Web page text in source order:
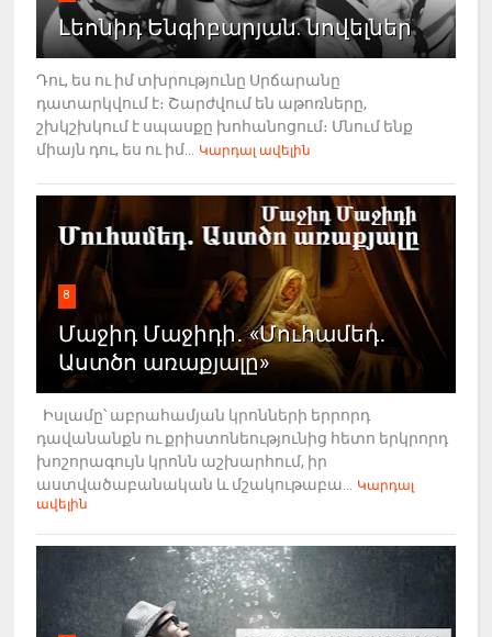
Լեոնիդ Ենգիբարյան. նովելներ
Դու, ես ու իմ տխրությունը Սրճարանը
դատարկվում է։ Շարժվում են աթոռները,
շխկշխկում է սպասքը խոհանոցում։ Մնում ենք
միայն դու, ես ու իմ...
Կարդալ ավելին
8
Մաջիդ Մաջիդի․ «Մուհամեդ․
Աստծո առաքյալը»
Իսլամը՝ աբրահամյան կրոնների երրորդ
դավանանքն ու քրիստոնեությունից հետո երկրորդ
խոշորագույն կրոնն աշխարհում, իր
աստվածաբանական և մշակութաբա...
Կարդալ
ավելին